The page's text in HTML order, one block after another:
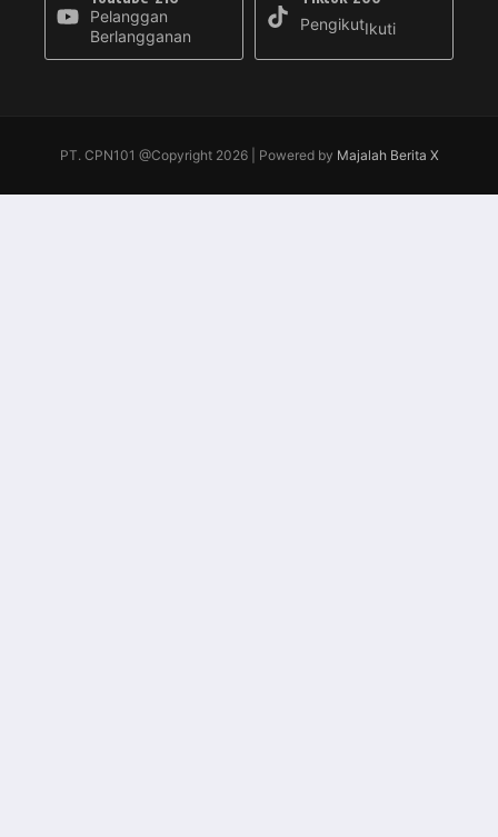
Pelanggan
Berlangganan
PengikutIkuti
PT. CPN101 @Copyright 2026 | Powered by Majalah Berita X